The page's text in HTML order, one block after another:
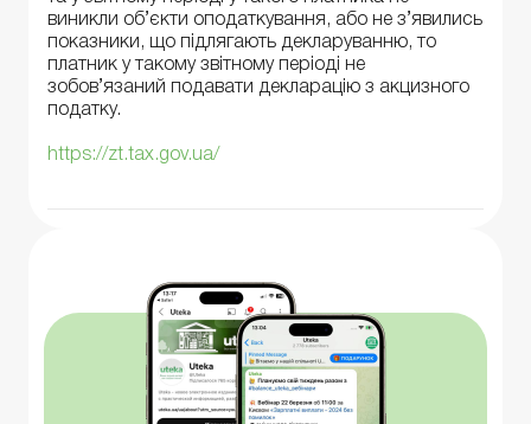
виникли об’єкти оподаткування, або не з’явились
показники, що підлягають декларуванню, то
платник у такому звітному періоді не
зобов’язаний подавати декларацію з акцизного
податку.
https://zt.tax.gov.ua/